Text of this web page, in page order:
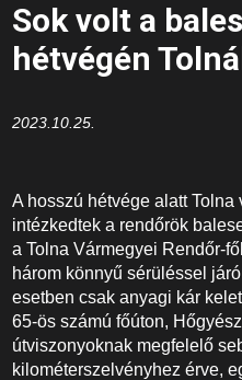
Sok volt a
hétvégén
2023.10.25.
A hosszú hétvége alatt
intézkedtek a rendőrök
a Tolna Vármegyei Rendőr-
három könnyű sérüléssel
esetben csak anyagi kár
65-ös számú főúton,
útviszonyoknak megfelelő
kilométerszelvényhez érve,